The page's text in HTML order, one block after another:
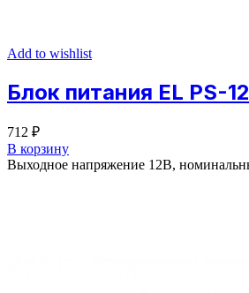
Add to wishlist
Блок питания EL PS-
712 ₽
В корзину
Выходное напряжение 12В,